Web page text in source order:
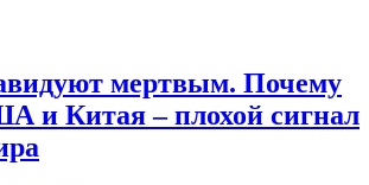
мертвым. Почему
и Китая – плохой сигнал